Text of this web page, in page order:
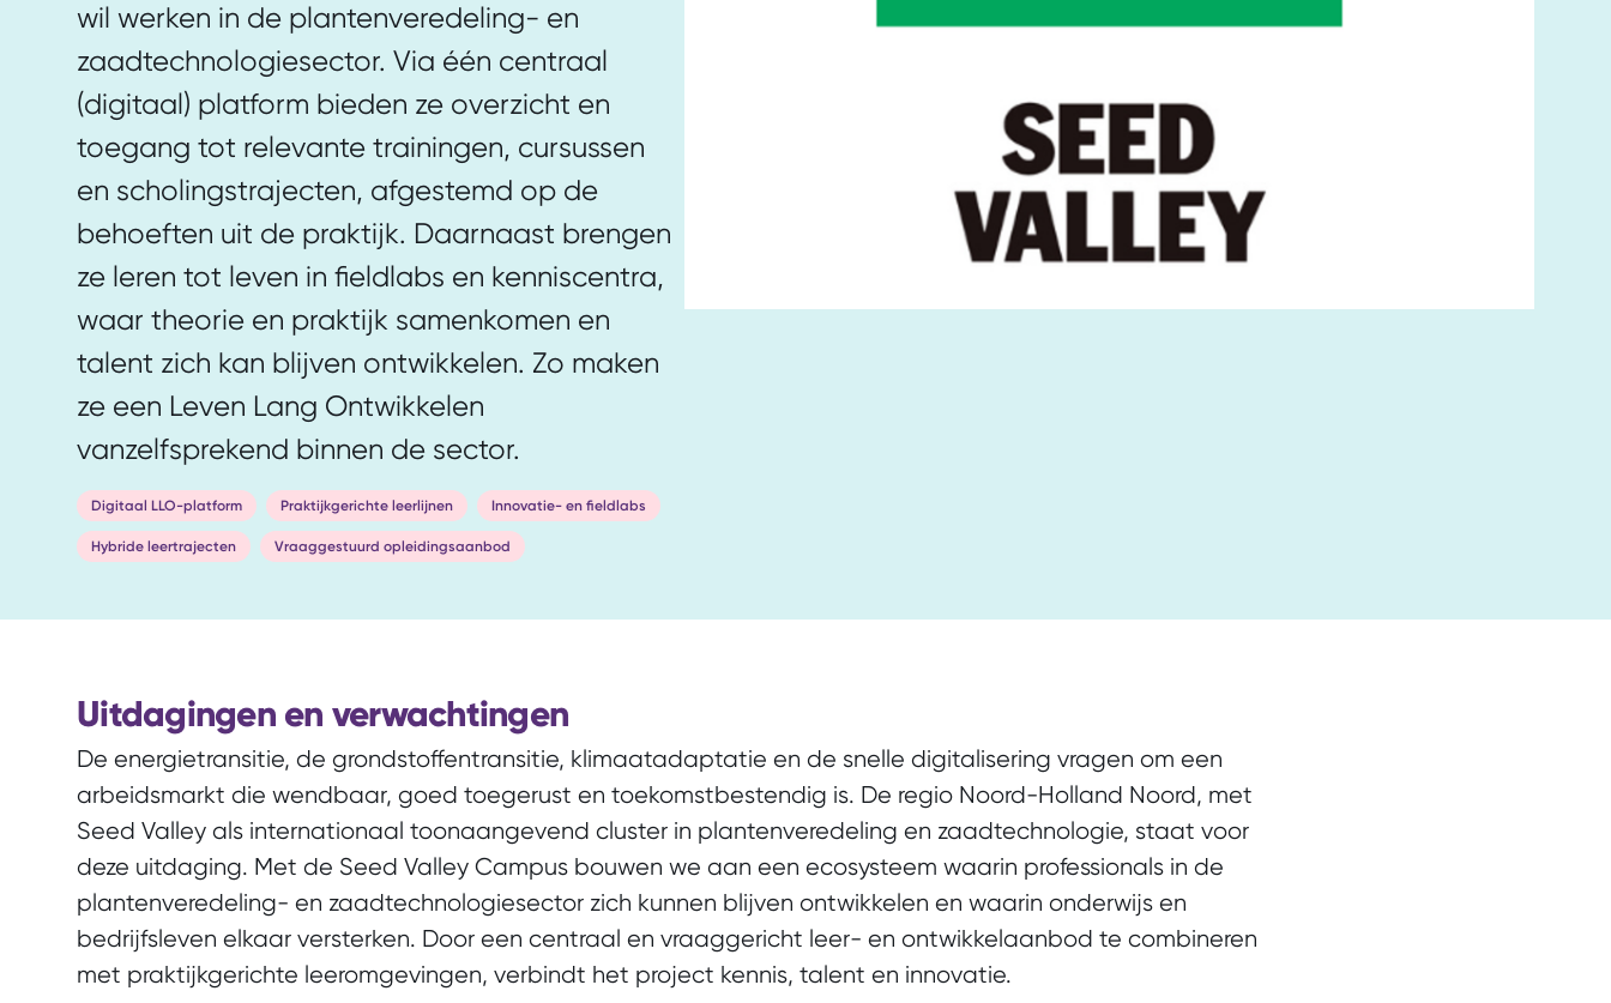
wil werken in de plantenveredeling- en
zaadtechnologiesector. Via één centraal
(digitaal) platform bieden ze overzicht en
toegang tot relevante trainingen, cursussen
en scholingstrajecten, afgestemd op de
behoeften uit de praktijk. Daarnaast brengen
ze leren tot leven in fieldlabs en kenniscentra,
waar theorie en praktijk samenkomen en
talent zich kan blijven ontwikkelen. Zo maken
ze een Leven Lang Ontwikkelen
vanzelfsprekend binnen de sector.
Digitaal LLO-platform Praktijkgerichte leerlijnen Innovatie- en fieldlabs
Hybride leertrajecten Vraaggestuurd opleidingsaanbod
Uitdagingen en verwachtingen
De energietransitie, de grondstoffentransitie, klimaatadaptatie en de snelle digitalisering vragen om een
arbeidsmarkt die wendbaar, goed toegerust en toekomstbestendig is. De regio Noord-Holland Noord, met
Seed Valley als internationaal toonaangevend cluster in plantenveredeling en zaadtechnologie, staat voor
deze uitdaging. Met de Seed Valley Campus bouwen we aan een ecosysteem waarin professionals in de
plantenveredeling- en zaadtechnologiesector zich kunnen blijven ontwikkelen en waarin onderwijs en
bedrijfsleven elkaar versterken. Door een centraal en vraaggericht leer- en ontwikkelaanbod te combineren
met praktijkgerichte leeromgevingen, verbindt het project kennis, talent en innovatie.